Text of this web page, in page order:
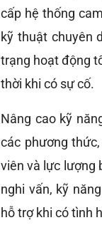
cấp hệ thống
kỹ thuật chuyên
trạng hoạt động
thời khi có sự cố.
Nâng cao kỹ
các phương
viên và lực lượng
nghi vấn, kỹ
hỗ trợ khi có tình